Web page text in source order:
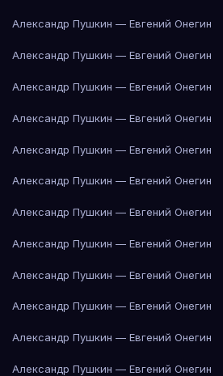
Александр Пушкин — Евгений Онегин
Александр Пушкин — Евгений Онегин
Александр Пушкин — Евгений Онегин
Александр Пушкин — Евгений Онегин
Александр Пушкин — Евгений Онегин
Александр Пушкин — Евгений Онегин
Александр Пушкин — Евгений Онегин
Александр Пушкин — Евгений Онегин
Александр Пушкин — Евгений Онегин
Александр Пушкин — Евгений Онегин
Александр Пушкин — Евгений Онегин
Александр Пушкин — Евгений Онегин